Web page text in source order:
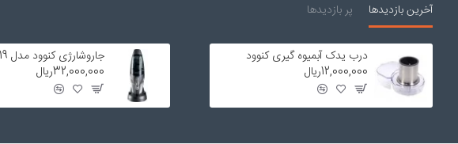
آخرین بازدیدها پر بازدیدها
درب یدک آبمیوه گیری کنوود
12,000,000ریال
جاروشارژی کنوود مدل HVP19
32,000,000ریال